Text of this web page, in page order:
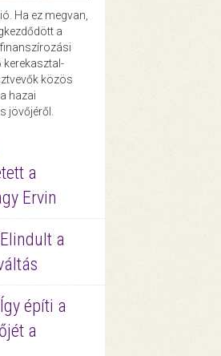
Ha ez megvan,
a
közös
hazai
jövőjéről.
a
Ervin
a
építi a
a